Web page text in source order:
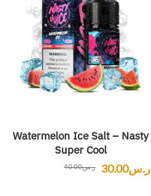
Watermelon Ice Salt – Nasty
Super Cool
ر.س40.00 ر.س30.00